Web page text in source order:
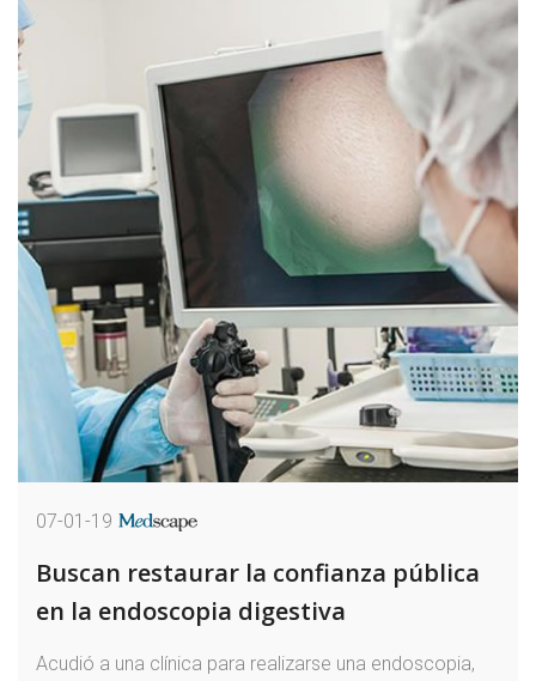
07-01-19
Buscan restaurar la confianza pública
en la endoscopia digestiva
Acudió a una clínica para realizarse una endoscopia,